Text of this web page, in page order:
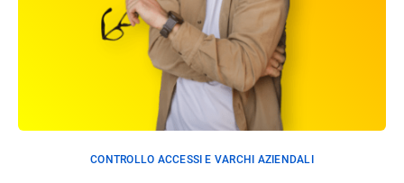
CONTROLLO ACCESSI E VARCHI AZIENDALI